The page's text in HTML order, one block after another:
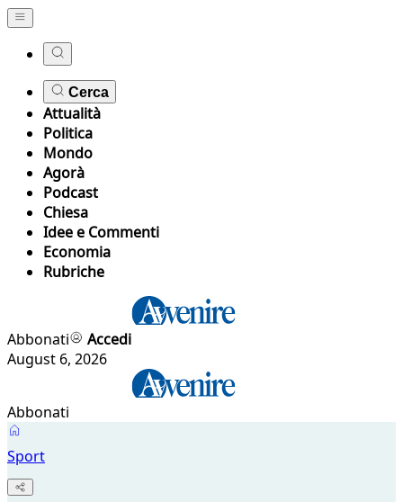
Cerca
Attualità
Politica
Mondo
Agorà
Podcast
Chiesa
Idee e Commenti
Economia
Rubriche
Abbonati
Accedi
August 6, 2026
Abbonati
Sport